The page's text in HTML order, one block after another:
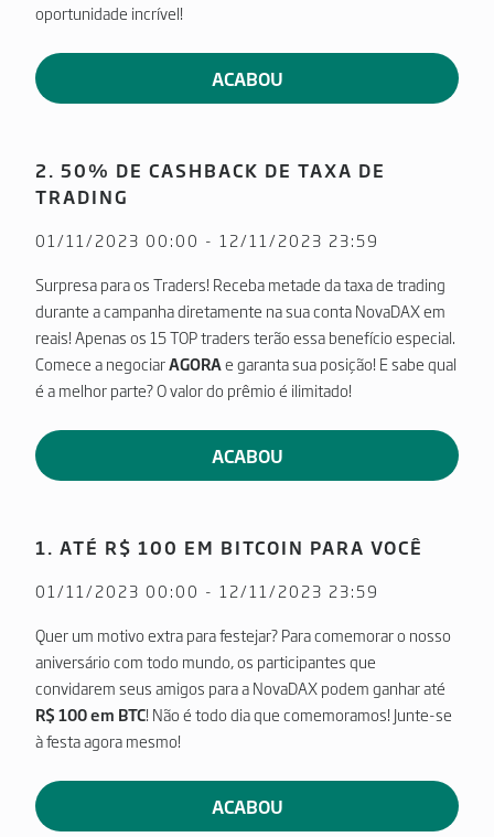
oportunidade incrível!
ACABOU
2. 50% DE CASHBACK DE TAXA DE
TRADING
01/11/2023 00:00 - 12/11/2023 23:59
Surpresa para os Traders! Receba metade da taxa de trading
durante a campanha diretamente na sua conta NovaDAX em
reais! Apenas os 15 TOP traders terão essa benefício especial.
Comece a negociarAGORAe garanta sua posição! E sabe qual
é a melhor parte? O valor do prêmio é ilimitado!
ACABOU
1. ATÉ R$ 100 EM BITCOIN PARA VOCÊ
01/11/2023 00:00 - 12/11/2023 23:59
Quer um motivo extra para festejar? Para comemorar o nosso
aniversário com todo mundo, os participantes que
convidarem seus amigos para a NovaDAX podem ganhar até
R$ 100 em BTC! Não é todo dia que comemoramos! Junte-se
à festa agora mesmo!
ACABOU